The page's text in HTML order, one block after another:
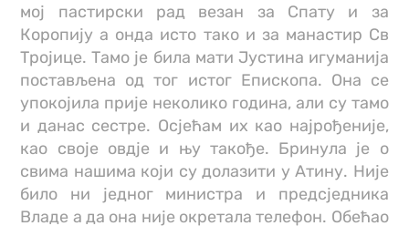
мој пастирски рад везан за Спату и за
Коропију а онда исто тако и за манастир Св
Тројице. Тамо је била мати Јустина игуманија
постављена од тог истог Епископа. Она се
упокојила прије неколико година, али су тамо
и данас сестре. Осјећам их као најрођеније,
као своје овдје и њу такође. Бринула је о
свима нашима који су долазити у Атину. Није
било ни једног министра и предсједника
Владе а да она није окретала телефон. Обећао